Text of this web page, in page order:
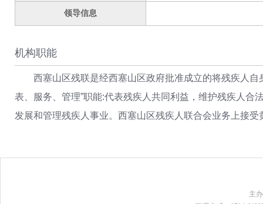
领导信息
机构职能
西塞山区残联是经西塞山区政府批准成立的将残疾人
表、服务、管理”职能:代表残疾人共同利益，维护残疾人
发展和管理残疾人事业。西塞山区残疾人联合会业务上接
主